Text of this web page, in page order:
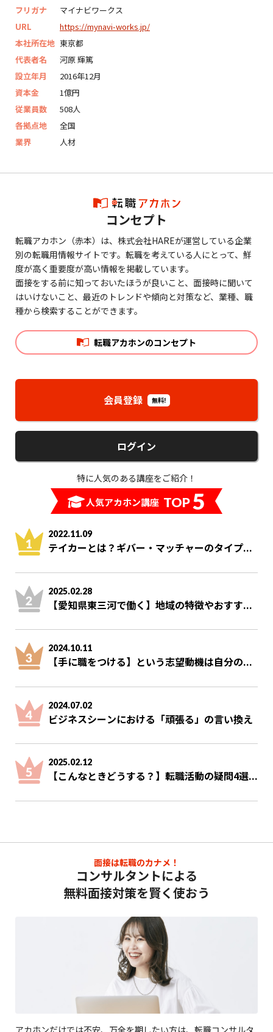
フリガナ
マイナビワークス
URL
https://mynavi-works.jp/
本社所在地 東京都
代表者名
河原 輝篤
設立年月
2016年12月
資本金
1億円
従業員数
508人
各拠点地
全国
業界
人材
コンセプト
転職アカホン（赤本）は、株式会社HAREが運営している企業
別の転職用情報サイトです。転職を考えている人にとって、鮮
度が高く重要度が高い情報を掲載しています。
面接をする前に知っておいたほうが良いこと、面接時に聞いて
はいけないこと、最近のトレンドや傾向と対策など、業種、職
種から検索することができます。
転職アカホンのコンセプト
会員登録 無料!
ログイン
特に人気のある講座をご紹介！
人気アカホン講座 TOP5
2022.11.09
テイカーとは？ギバー・マッチャーのタイプ...
2025.02.28
【愛知県東三河で働く】地域の特徴やおすす...
2024.10.11
【手に職をつける】という志望動機は自分の...
2024.07.02
ビジネスシーンにおける「頑張る」の言い換え
2025.02.12
【こんなときどうする？】転職活動の疑問4選...
面接は転職のカナメ！
コンサルタントによる
無料面接対策を賢く使おう